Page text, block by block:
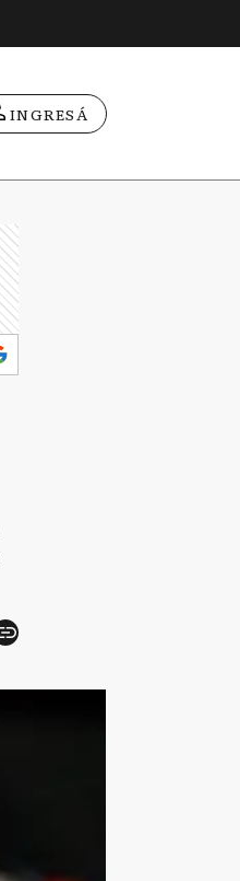
INGRESÁ